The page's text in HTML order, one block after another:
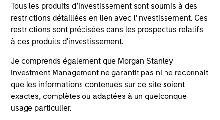
Tous les produits d’investissement sont soumis à des
restrictions détaillées en lien avec l'investissement. Ces
restrictions sont précisées dans les prospectus relatifs
à ces produits d'investissement.
Je comprends également que Morgan Stanley
Investment Management ne garantit pas ni ne reconnait
que les informations contenues sur ce site soient
exactes, complètes ou adaptées à un quelconque
usage particulier.
country through this macro lens and identify stocks that
best reflect our views of the current and expected market
environment.
2
A highly active, high conviction, ‘go
anywhere’ core portfolio
The portfolio is designed to capitalize on our best ideas in